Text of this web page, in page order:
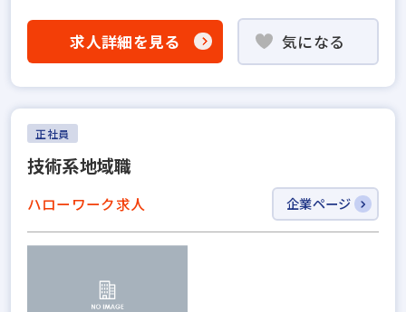
求人詳細を見る 気になる
正社員
技術系地域職
ハローワーク求人 企業ページ